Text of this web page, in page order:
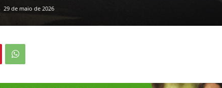
29 de maio de 2026